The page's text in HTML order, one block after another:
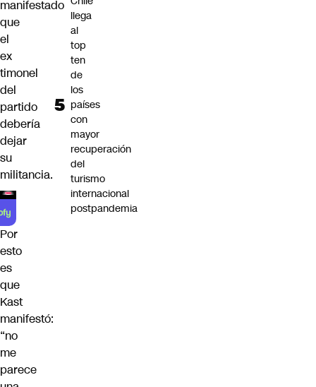
manifestado
que
el
ex
timonel
del
partido
debería
dejar
su
militancia.
Por
esto
es
que
Kast
manifestó:
“no
me
parece
llega
al
top
ten
de
los
países
con
mayor
recuperación
del
turismo
internacional
postpandemia